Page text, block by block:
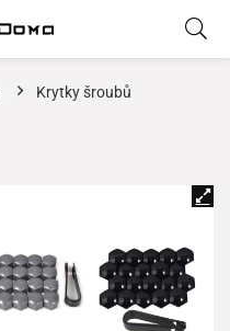
Krytky šroubů